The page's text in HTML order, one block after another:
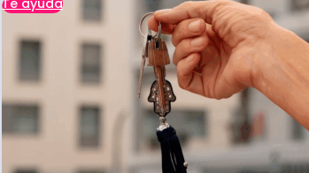
Te ayuda